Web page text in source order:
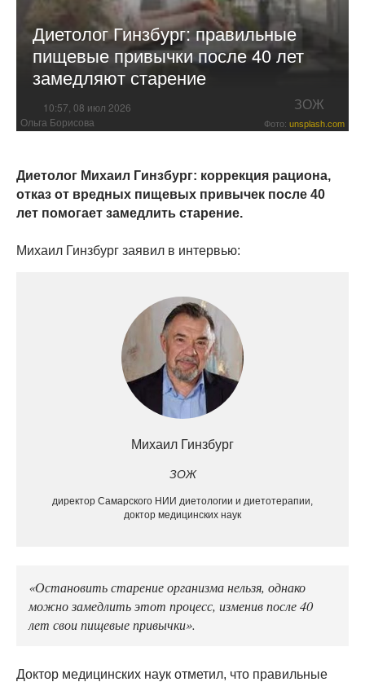
Диетолог Гинзбург: правильные
пищевые привычки после 40 лет
замедляют старение
10:57, 08 июл 2026 ЗОЖ
Ольга Борисова Фото: unsplash.com
Диетолог Михаил Гинзбург: коррекция рациона,
отказ от вредных пищевых привычек после 40
лет помогает замедлить старение.
Михаил Гинзбург заявил в интервью:
Михаил Гинзбург
ЗОЖ
директор Самарского НИИ диетологии и диетотерапии,
доктор медицинских наук
«Остановить старение организма нельзя, однако
можно замедлить этот процесс, изменив после 40
лет свои пищевые привычки».
Доктор медицинских наук отметил, что правильные